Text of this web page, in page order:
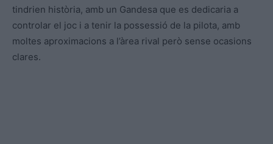
tindrien història, amb un Gandesa que es dedicaria a
controlar el joc i a tenir la possessió de la pilota, amb
moltes aproximacions a l’àrea rival però sense ocasions
clares.